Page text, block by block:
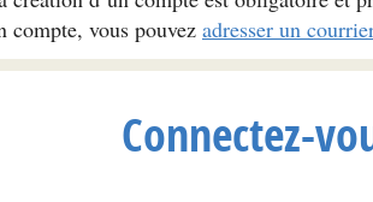
compte, vous pouvez adresser un
Connectez-